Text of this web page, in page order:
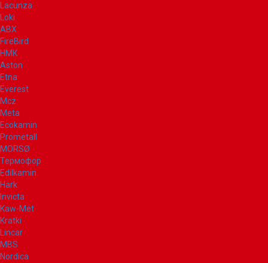
Lacunza
Loki
ABX
FireBird
НМК
Aston
Etna
Everest
Mcz
Meta
Ecokamin
Prometall
MORSØ
Термофор
Edilkamin
Hark
Invicta
Kaw-Met
Kratki
Lincar
MBS
Nordica